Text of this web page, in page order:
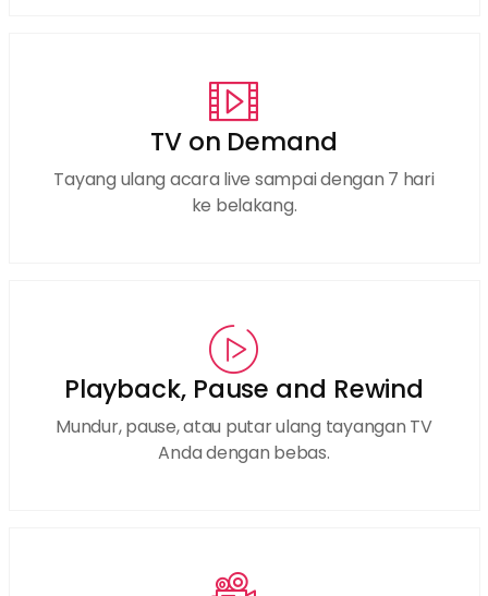
TV on Demand
Tayang ulang acara live sampai dengan 7 hari
ke belakang.
Playback, Pause and Rewind
Mundur, pause, atau putar ulang tayangan TV
Anda dengan bebas.